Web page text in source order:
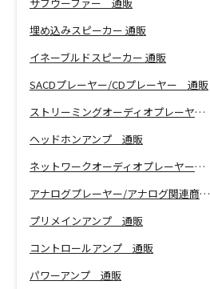
埋め込みスピーカー 通販
イネーブルドスピーカー 通販
SACDプレーヤー/CDプレーヤー 通販
ストリーミングオーディオプレーヤー 通販
ヘッドホンアンプ 通販
ネットワークオーディオプレーヤー 通販
アナログプレーヤー/アナログ関連商品 通販
プリメインアンプ 通販
コントロールアンプ 通販
パワーアンプ 通販